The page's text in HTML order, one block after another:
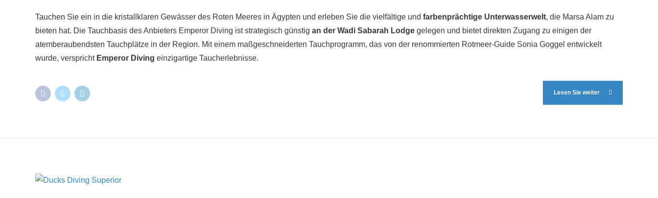
Tauchen Sie ein in die kristallklaren Gewässer des Roten Meeres in Ägypten und erleben Sie die vielfältige und farbenprächtige Unterwasserwelt , die Marsa Alam zu
bieten hat. Die Tauchbasis des Anbieters Emperor Diving ist strategisch günstig an der Wadi Sabarah Lodge gelegen und bietet direkten Zugang zu einigen der
atemberaubendsten Tauchplätze in der Region. Mit einem maßgeschneiderten Tauchprogramm, das von der renommierten Rotmeer-Guide Sonia Goggel entwickelt
wurde, verspricht Emperor Diving einzigartige Taucherlebnisse.
Lesen Sie weiter